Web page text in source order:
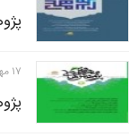
۱۷ مهر ۱۳۹۳ ۱۰:۰۱